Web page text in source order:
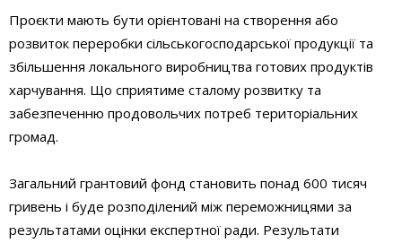
Проєкти мають бути орієнтовані на створення або
розвиток переробки сільськогосподарської продукції та
збільшення локального виробництва готових продуктів
харчування. Що сприятиме сталому розвитку та
забезпеченню продовольчих потреб територіальних
громад.
Загальний грантовий фонд становить понад 600 тисяч
гривень і буде розподілений між переможницями за
результатами оцінки експертної ради. Результати